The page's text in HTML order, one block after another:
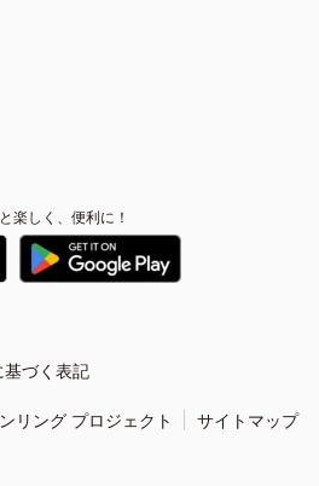
楽しく、便利に！
づく表記
リング プロジェクト サイトマップ